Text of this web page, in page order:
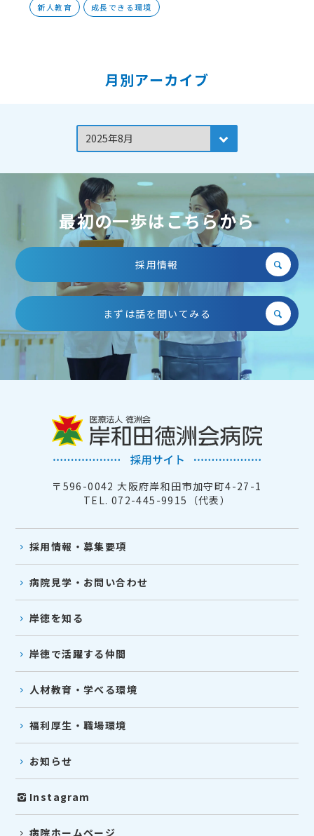
新人教育 成長できる環境
月別アーカイブ
最初の一歩はこちらから
採用情報
まずは話を聞いてみる
〒596-0042 大阪府岸和田市加守町4-27-1
TEL. 072-445-9915（代表）
採用情報・募集要項
病院見学・お問い合わせ
岸徳を知る
岸徳で活躍する仲間
人材教育・学べる環境
福利厚生・職場環境
お知らせ
Instagram
病院ホームページ